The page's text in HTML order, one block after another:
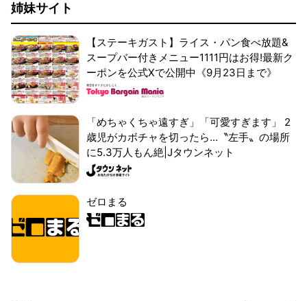
姉妹サイト
【ステーキガスト】ライス・パン食べ放題&
スープバー付きメニュー1111円はお得!最新ク
ーポンを公式Xで公開中《9月23日まで》
「めちゃくちゃ遠すぎ」「可愛すぎます」 2
歳児がカボチャを切ったら...〝左手〟の場所
に5.3万人もん絶|Jタウンネット
ゼロまる